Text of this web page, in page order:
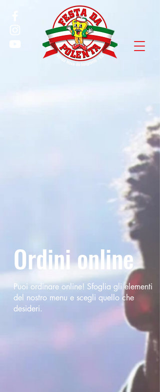
Ordini online
Puoi ordinare online! Sfoglia gli elementi
del nostro menu e scegli quello che
desideri.